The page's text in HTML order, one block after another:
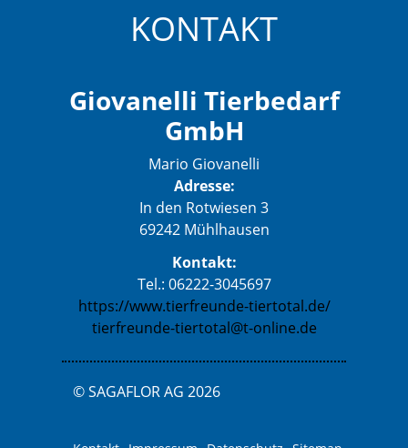
KONTAKT
Giovanelli Tierbedarf
GmbH
Mario Giovanelli
Adresse:
In den Rotwiesen 3
69242 Mühlhausen
Kontakt:
Tel.: 06222-3045697
https://www.tierfreunde-tiertotal.de/
tierfreunde-tiertotal@t-online.de
© SAGAFLOR AG 2026